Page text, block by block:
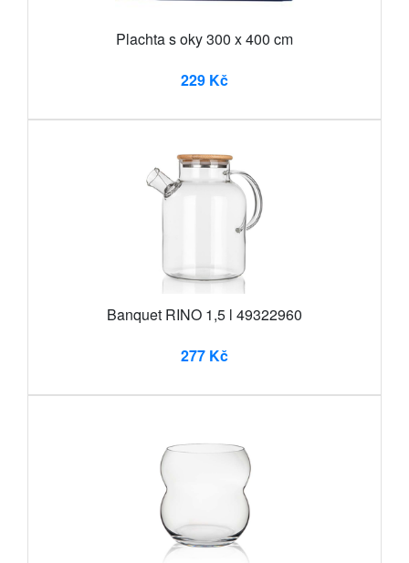
Plachta s oky 300 x 400 cm
229 Kč
Banquet RINO 1,5 l 49322960
277 Kč